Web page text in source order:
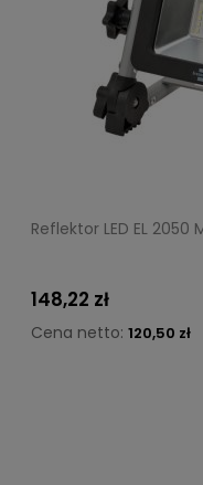
Reflektor LED EL
148,22 zł
Cena netto: 120,50 zł